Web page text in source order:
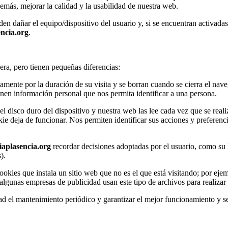
mejorar la calidad y la usabilidad de nuestra web.
dañar el equipo/dispositivo del usuario y, si se encuentran
.
pero tienen pequeñas diferencias:
la duración de su visita y se borran cuando se cierra el
información personal que nos permita identificar a una persona.
del dispositivo y nuestra web las lee cada vez que se
deja de funcionar. Nos permiten identificar sus acciones y
recordar decisiones adoptadas por el usuario, como
instala un sitio web que no es el que está visitando; por
empresas de publicidad usan este tipo de archivos para
periódico y garantizar el mejor funcionamiento y